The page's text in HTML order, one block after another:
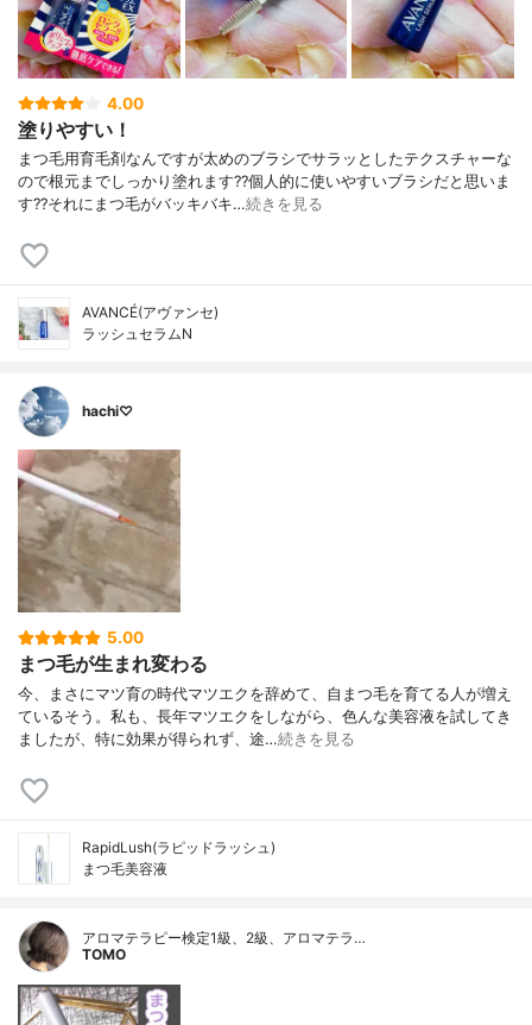
4.00
塗りやすい！
まつ毛用育毛剤なんですが太めのブラシでサラッとしたテクスチャーな
ので根元までしっかり塗れます??個人的に使いやすいブラシだと思いま
す??それにまつ毛がバッキバキ…続きを見る
AVANCÉ(アヴァンセ)
ラッシュセラムN
hachi♡
5.00
まつ毛が生まれ変わる
今、まさにマツ育の時代マツエクを辞めて、自まつ毛を育てる人が増え
ているそう。私も、長年マツエクをしながら、色んな美容液を試してき
ましたが、特に効果が得られず、途…続きを見る
RapidLush(ラピッドラッシュ)
まつ毛美容液
アロマテラピー検定1級、2級、アロマテラ…
TOMO